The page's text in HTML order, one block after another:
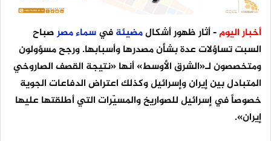
أخبار اليوم- أثار ظهور أشكالمضيئةفيسماءمصرصباح
السبت تساؤلات عدة بشأن مصدرها وأسبابها. ورجح مسؤولون
ومتخصصون لـ«الشرق الأوسط» أنها «نتيجة القصف الصاروخي
المتبادل بين إيران وإسرائيل وكذلك اعتراض الدفاعات الجوية
خصوصاً في إسرائيل للصواريخ والمسيّرات التي أطلقتها عليها
إيران».